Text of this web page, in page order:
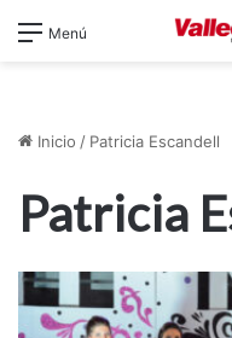
Menú
Inicio / Patricia Escandell
Patricia